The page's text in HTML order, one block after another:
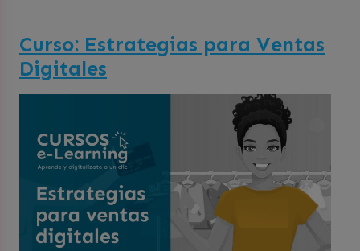
Curso: Estrategias para Ventas
Digitales